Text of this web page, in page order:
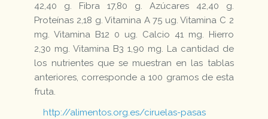
42,40 g. Fibra 17,80 g. Azúcares 42,40 g.
Proteínas 2,18 g. Vitamina A 75 ug. Vitamina C 2
mg. Vitamina B12 0 ug. Calcio 41 mg. Hierro
2,30 mg. Vitamina B3 1,90 mg. La cantidad de
los nutrientes que se muestran en las tablas
anteriores, corresponde a 100 gramos de esta
fruta.
http://alimentos.org.es/ciruelas-pasas